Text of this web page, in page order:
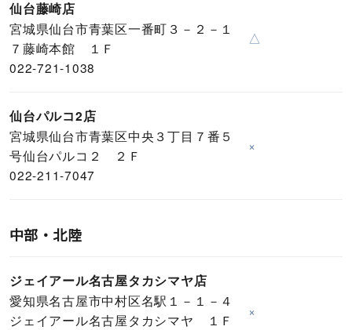
仙台藤崎店
宮城県仙台市青葉区一番町３－２－１
７藤崎本館 １Ｆ
022-721-1038
△
仙台パルコ2店
宮城県仙台市青葉区中央３丁目７番５
号仙台パルコ２ ２Ｆ
022-211-7047
×
中部・北陸
ジェイアール名古屋タカシマヤ店
愛知県名古屋市中村区名駅１－１－４
ジェイアール名古屋タカシマヤ １Ｆ
×